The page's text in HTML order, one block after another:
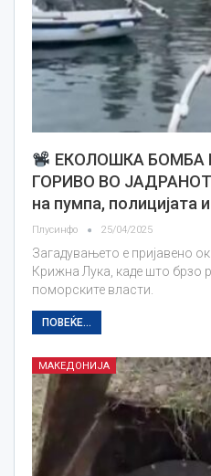
ЕКОЛОШКА БОМБА
ГОРИВО ВО
на пумпа, полицијата
Плусинфо 25/04/2025
Загадувањето е пријавено
Крижна Лука, каде што брзо
поморските власти.
ПОВЕЌЕ...
МАКЕДОНИЈА